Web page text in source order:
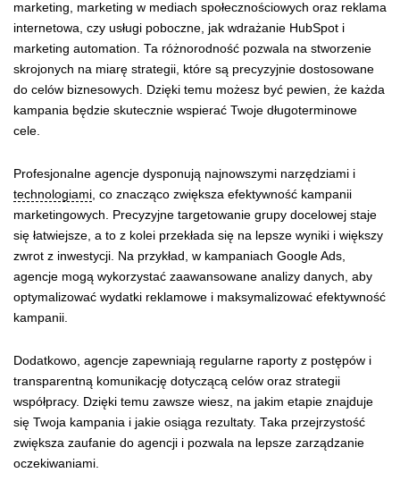
marketing, marketing w mediach społecznościowych oraz reklama
internetowa, czy usługi poboczne, jak wdrażanie HubSpot i
marketing automation. Ta różnorodność pozwala na stworzenie
skrojonych na miarę strategii, które są precyzyjnie dostosowane
do celów biznesowych. Dzięki temu możesz być pewien, że każda
kampania będzie skutecznie wspierać Twoje długoterminowe
cele.
Profesjonalne agencje dysponują najnowszymi narzędziami i
technologiami, co znacząco zwiększa efektywność kampanii
marketingowych. Precyzyjne targetowanie grupy docelowej staje
się łatwiejsze, a to z kolei przekłada się na lepsze wyniki i większy
zwrot z inwestycji. Na przykład, w kampaniach Google Ads,
agencje mogą wykorzystać zaawansowane analizy danych, aby
optymalizować wydatki reklamowe i maksymalizować efektywność
kampanii.
Dodatkowo, agencje zapewniają regularne raporty z postępów i
transparentną komunikację dotyczącą celów oraz strategii
współpracy. Dzięki temu zawsze wiesz, na jakim etapie znajduje
się Twoja kampania i jakie osiąga rezultaty. Taka przejrzystość
zwiększa zaufanie do agencji i pozwala na lepsze zarządzanie
oczekiwaniami.